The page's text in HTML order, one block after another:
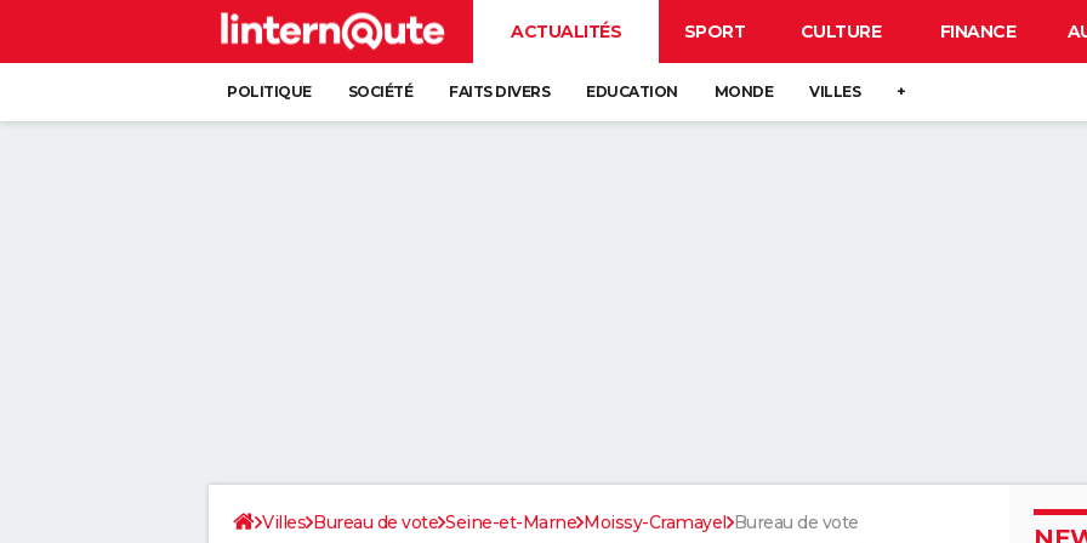
ACTUALITÉS SPORT CULTURE FINANCE
POLITIQUE SOCIÉTÉ FAITS DIVERS EDUCATION MONDE VILLES +
Villes Bureau de vote Seine-et-Marne Moissy-Cramayel Bureau de vote